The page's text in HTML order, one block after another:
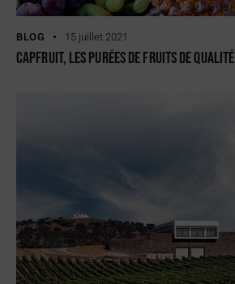
BLOG 15 juillet 2021
Capfruit, les purées de fruits de qualité